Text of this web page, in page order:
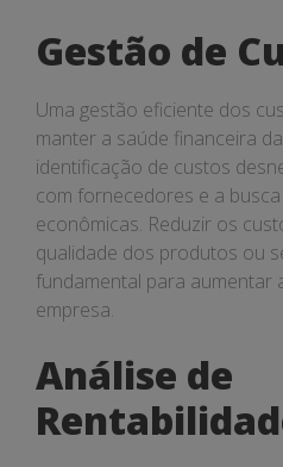
Gestão de
Uma gestão eficiente dos
manter a saúde financeira
identificação de custos
com fornecedores e a
econômicas. Reduzir os
qualidade dos produtos ou
fundamental para aumentar
empresa.
Análise de